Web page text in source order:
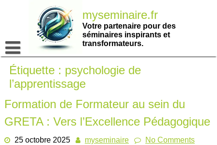
myseminaire.fr
Votre partenaire pour des
séminaires inspirants et
transformateurs.
Étiquette : psychologie de
l’apprentissage
Formation de Formateur au sein du
GRETA : Vers l’Excellence Pédagogique
25 octobre 2025 myseminaire No Comments